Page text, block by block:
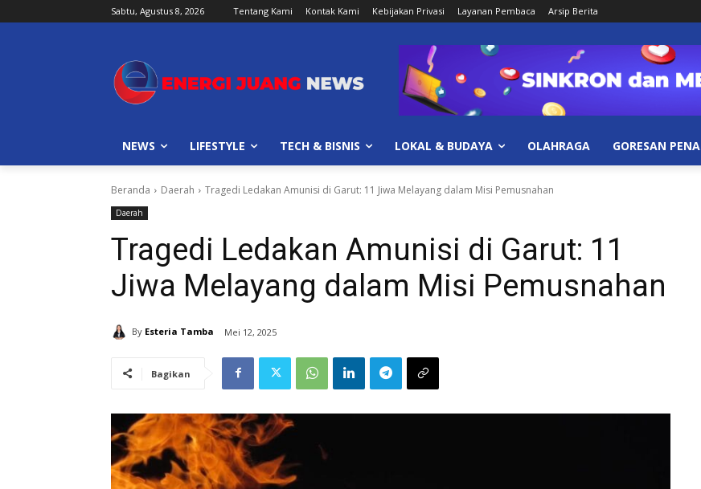
Sabtu, Agustus 8, 2026 Tentang Kami Kontak Kami Kebijakan Privasi Layanan Pembaca Arsip Berita
NEWS LIFESTYLE TECH & BISNIS LOKAL & BUDAYA OLAHRAGA GORESAN PENA
Beranda Daerah Tragedi Ledakan Amunisi di Garut: 11 Jiwa Melayang dalam Misi Pemusnahan
Daerah
Tragedi Ledakan Amunisi di Garut: 11
Jiwa Melayang dalam Misi Pemusnahan
By Esteria Tamba Mei 12, 2025
Bagikan